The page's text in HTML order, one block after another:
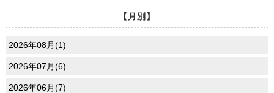
【月別】
2026年08月(1)
2026年07月(6)
2026年06月(7)